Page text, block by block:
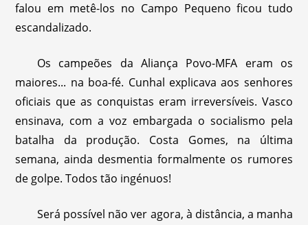
falou em metê-los no Campo Pequeno ficou tudo
escandalizado.
Os campeões da Aliança Povo-MFA eram os
maiores... na boa-fé. Cunhal explicava aos senhores
oficiais que as conquistas eram irreversíveis. Vasco
ensinava, com a voz embargada o socialismo pela
batalha da produção. Costa Gomes, na última
semana, ainda desmentia formalmente os rumores
de golpe. Todos tão ingénuos!
Será possível não ver agora, à distância, a manha